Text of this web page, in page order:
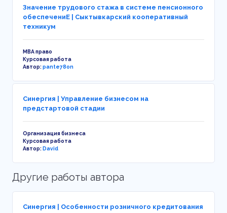
Значение трудового стажа в системе пенсионного
обеспечениЕ | Сыктывкарский кооперативный
техникум
MBA право
Курсовая работа
Автор:pante78on
Синергия | Управление бизнесом на
предстартовой стадии
Организация бизнеса
Курсовая работа
Автор:David
Другие работы автора
Синергия | Особенности розничного кредитования